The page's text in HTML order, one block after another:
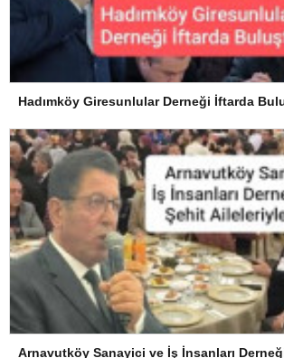
Hadımköy Giresunlular Derneği İftarda